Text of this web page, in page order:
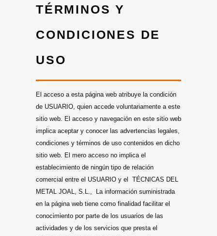
TÉRMINOS Y
CONDICIONES DE
USO
El acceso a esta página web atribuye la condición
de USUARIO, quien accede voluntariamente a este
sitio web. El acceso y navegación en este sitio web
implica aceptar y conocer las advertencias legales,
condiciones y términos de uso contenidos en dicho
sitio web. El mero acceso no implica el
establecimiento de ningún tipo de relación
comercial entre el USUARIO y el TÉCNICAS DEL
METAL JOAL, S.L., La información suministrada
en la página web tiene como finalidad facilitar el
conocimiento por parte de los usuarios de las
actividades y de los servicios que presta el